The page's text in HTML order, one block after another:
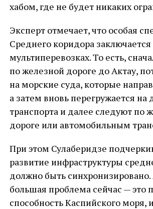
хабом, где не будет никаких
Эксперт отмечает, что особая
Среднего коридора заключается
мультиперевозках. То есть,
по железной дороге до Актау,
на морские суда, которые
а затем вновь перегружается на
транспорта и далее следуют по
дороге или автомобильным
При этом Сулаберидзе
развитие инфраструктуры
должно быть синхронизировано.
большая проблема сейчас — это
способность Каспийского моря,